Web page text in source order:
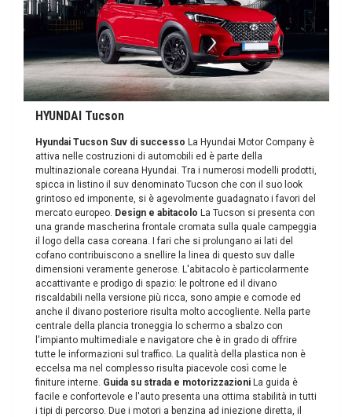
HYUNDAI Tucson
Hyundai Tucson Suv di successo La Hyundai Motor Company è
attiva nelle costruzioni di automobili ed è parte della
multinazionale coreana Hyundai. Tra i numerosi modelli prodotti,
spicca in listino il suv denominato Tucson che con il suo look
grintoso ed imponente, si è agevolmente guadagnato i favori del
mercato europeo. Design e abitacolo La Tucson si presenta con
una grande mascherina frontale cromata sulla quale campeggia
il logo della casa coreana. I fari che si prolungano ai lati del
cofano contribuiscono a snellire la linea di questo suv dalle
dimensioni veramente generose. L'abitacolo è particolarmente
accattivante e prodigo di spazio: le poltrone ed il divano
riscaldabili nella versione più ricca, sono ampie e comode ed
anche il divano posteriore risulta molto accogliente. Nella parte
centrale della plancia troneggia lo schermo a sbalzo con
l'impianto multimediale e navigatore che è in grado di offrire
tutte le informazioni sul traffico. La qualità della plastica non è
eccelsa ma nel complesso risulta piacevole così come le
finiture interne. Guida su strada e motorizzazioni La guida è
facile e confortevole e l'auto presenta una ottima stabilità in tutti
i tipi di percorso. Due i motori a benzina ad iniezione diretta, il